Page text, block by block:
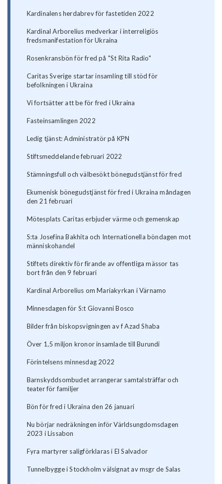
Kardinalens herdabrev för fastetiden 2022
Kardinal Arborelius medverkar i interreligiös
fredsmanifestation för Ukraina
Rosenkransbön för fred på "St Rita Radio"
Caritas Sverige startar insamling till stöd för
befolkningen i Ukraina
Vi fortsätter att be för fred i Ukraina
Fasteinsamlingen 2022
Ledig tjänst: Administratör på KPN
Stiftsmeddelande februari 2022
Stämningsfull och välbesökt bönegudstjänst för fred
Ekumenisk bönegudstjänst för fred i Ukraina måndagen
den 21 februari
Mötesplats Caritas erbjuder värme och gemenskap
S:ta Josefina Bakhita och Internationella böndagen mot
människohandel
Stiftets direktiv för firande av offentliga mässor tas
bort från den 9 februari
Kardinal Arborelius om Mariakyrkan i Värnamo
Minnesdagen för S:t Giovanni Bosco
Bilder från biskopsvigningen av f Azad Shaba
Över 1,5 miljon kronor insamlade till Burundi
Förintelsens minnesdag 2022
Barnskyddsombudet arrangerar samtalsträffar och
teater för familjer
Bön för fred i Ukraina den 26 januari
Nu börjar nedräkningen inför Världsungdomsdagen
2023 i Lissabon
Fyra martyrer saligförklaras i El Salvador
Tunnelbygge i Stockholm välsignat av msgr de Salas